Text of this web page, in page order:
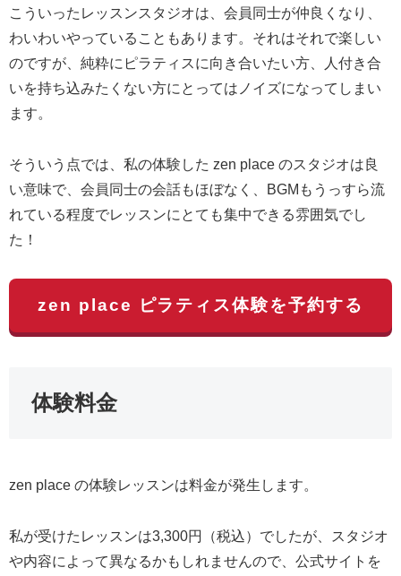
こういったレッスンスタジオは、会員同士が仲良くなり、
わいわいやっていることもあります。それはそれで楽しい
のですが、純粋にピラティスに向き合いたい方、人付き合
いを持ち込みたくない方にとってはノイズになってしまい
ます。
そういう点では、私の体験した zen place のスタジオは良
い意味で、会員同士の会話もほぼなく、BGMもうっすら流
れている程度でレッスンにとても集中できる雰囲気でし
た！
zen place ピラティス体験を予約する
体験料金
zen place の体験レッスンは料金が発生します。
私が受けたレッスンは3,300円（税込）でしたが、スタジオ
や内容によって異なるかもしれませんので、公式サイトを